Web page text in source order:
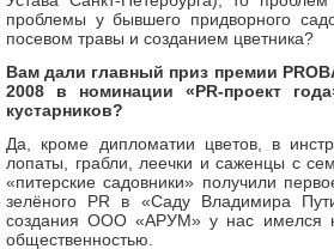
проблемы у бывшего придворного
посевом травы и созданием цветника?
Вам дали главный приз премии
2008 в номинации «PR-проект
кустарников?
Да, кроме дипломатии цветов, в
лопаты, грабли, леечки и саженцы с
«питерские садовники» получили
зелёного PR в «Саду Владимира
создания ООО «АРУМ» у нас имелся
общественностью.